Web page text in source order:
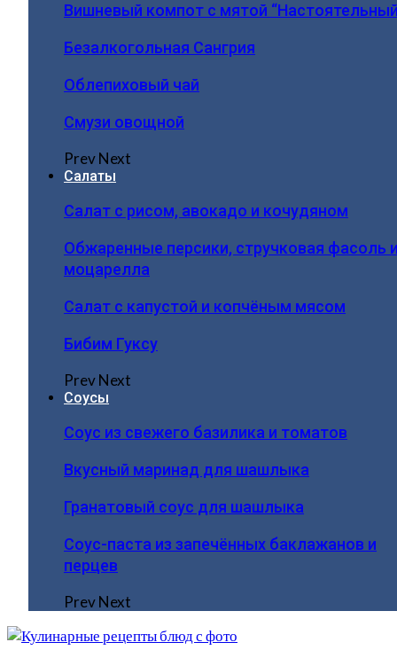
Вишневый компот с мятой
Безалкогольная Сангрия
Облепиховый чай
Смузи овощной
PrevNext
Салаты
Салат с рисом, авокадо и кочудяном
Обжаренные персики, стручковая фасоль
моцарелла
Салат с капустой и копчёным мясом
Бибим Гуксу
PrevNext
Соусы
Соус из свежего базилика и томатов
Вкусный маринад для шашлыка
Гранатовый соус для шашлыка
Соус-паста из запечённых баклажанов и
перцев
PrevNext